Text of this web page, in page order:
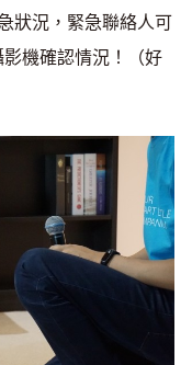
狀況，緊急聯絡人可
機確認情況！（好